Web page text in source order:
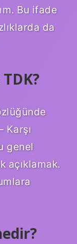
Bu ifade
da
Karşı
genel
açıklamak.